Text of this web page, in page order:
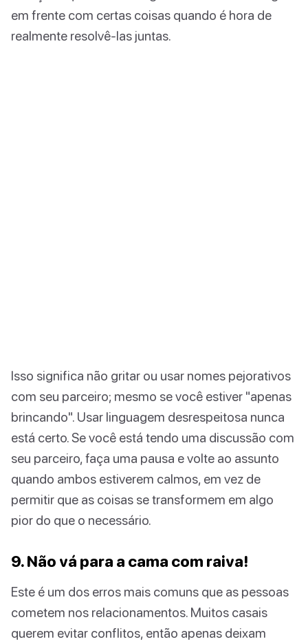
em frente com certas coisas quando é hora de
realmente resolvê-las juntas.
Isso significa não gritar ou usar nomes pejorativos
com seu parceiro; mesmo se você estiver "apenas
brincando". Usar linguagem desrespeitosa nunca
está certo. Se você está tendo uma discussão com
seu parceiro, faça uma pausa e volte ao assunto
quando ambos estiverem calmos, em vez de
permitir que as coisas se transformem em algo
pior do que o necessário.
9. Não vá para a cama com raiva!
Este é um dos erros mais comuns que as pessoas
cometem nos relacionamentos. Muitos casais
querem evitar conflitos, então apenas deixam